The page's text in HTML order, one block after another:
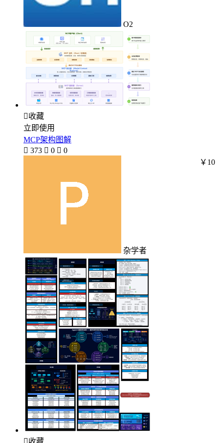
O2
收藏
立即使用
MCP架构图解
 373  0  0
杂学者
￥10
收藏